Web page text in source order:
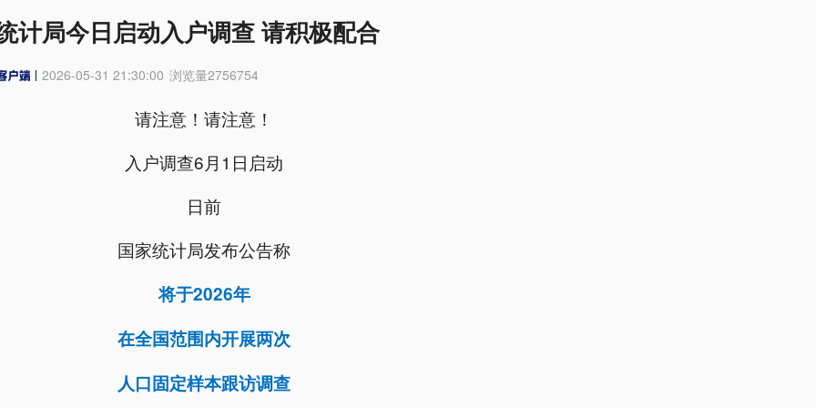
计局今日启动入户调查 请积极配合
2026-05-31 21:30:00 浏览量2756754
请注意！请注意！
入户调查6月1日启动
日前
国家统计局发布公告称
将于2026年
在全国范围内开展两次
人口固定样本跟访调查